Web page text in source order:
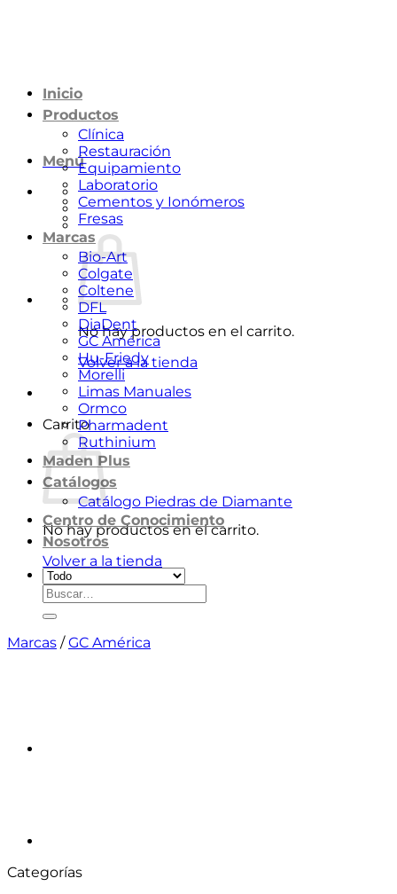
Menú
No hay productos en el carrito.
Volver a la tienda
Carrito
No hay productos en el carrito.
Volver a la tienda
Inicio
Productos
Clínica
Restauración
Equipamiento
Laboratorio
Cementos y Ionómeros
Fresas
Marcas
Bio-Art
Colgate
Coltene
DFL
DiaDent
GC América
Hu-Friedy
Morelli
Limas Manuales
Ormco
Pharmadent
Ruthinium
Maden Plus
Catálogos
Catálogo Piedras de Diamante
Centro de Conocimiento
Nosotros
Buscar
por:
Marcas / GC América
Categorías